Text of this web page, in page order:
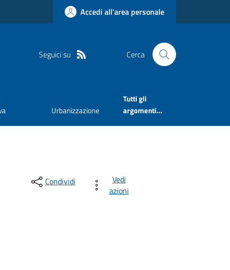
Accedi all'area personale
Seguici su Cerca
Urbanizzazione
Tutti gli
argomenti...
Condividi
Vedi
azioni